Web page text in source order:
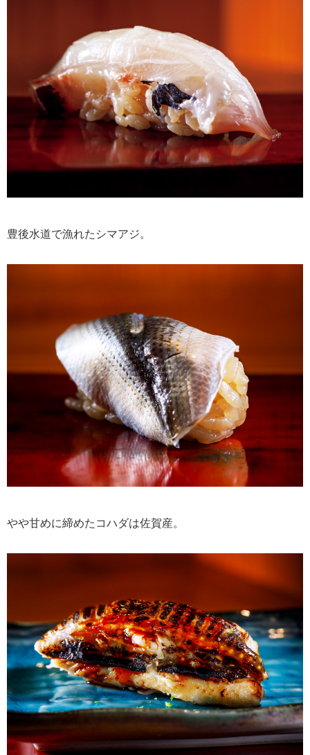
豊後水道で漁れたシマアジ。
やや甘めに締めたコハダは佐賀産。